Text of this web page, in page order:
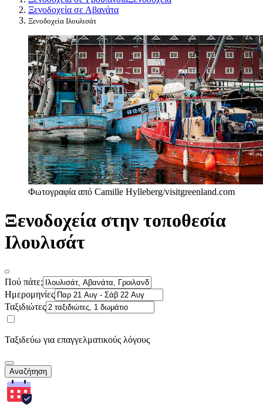
Ξενοδοχεία σε Αβανάτα
Ξενοδοχεία Ιλουλισάτ
Φωτογραφία από Camille Hylleberg/visitgreenland.com
Ξενοδοχεία στην τοποθεσία
Ιλουλισάτ
Πού πάτε;
Ημερομηνίες
Ταξιδιώτες
Ταξιδεύω για επαγγελματικούς λόγους
Αναζήτηση